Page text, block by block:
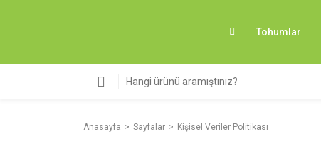
Tohumlar
Anasayfa Sayfalar Kişisel Veriler Politikası